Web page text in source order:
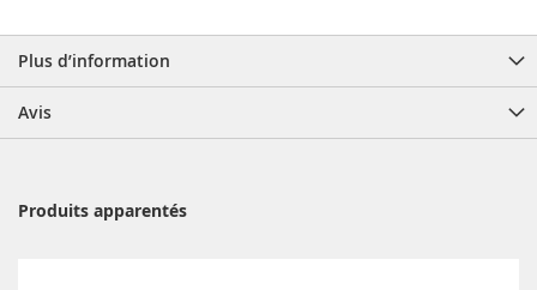
Plus d’information
Avis
Produits apparentés